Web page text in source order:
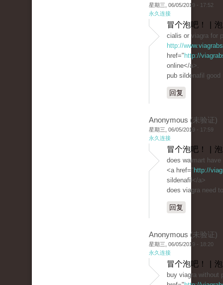
星期三, 06/05/2019 - 17:52
永久连接
冒个泡吧！ |
cialis or viagra for
http://
href=" http://
online</a>.
pub sildenafil good
回复
Anonymous (未验证)
星期三, 06/05/2019 - 17:59
永久连接
冒个泡吧！ |
does walmart
<a href=" http://
sildenafil</a>
does viagra need
回复
Anonymous (未验证)
星期三, 06/05/2019 - 18:20
永久连接
冒个泡吧！ |
buy viagra without